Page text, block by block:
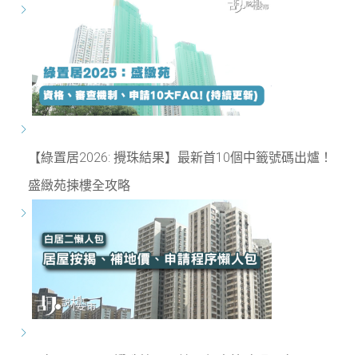
【綠置居2026: 攪珠結果】最新首10個中籤號碼出爐！
盛緻苑揀樓全攻略